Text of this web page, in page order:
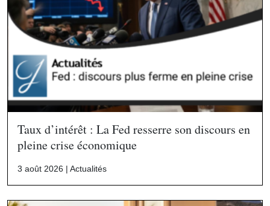
Taux d’intérêt : La Fed resserre son discours en
pleine crise économique
3 août 2026 | Actualités